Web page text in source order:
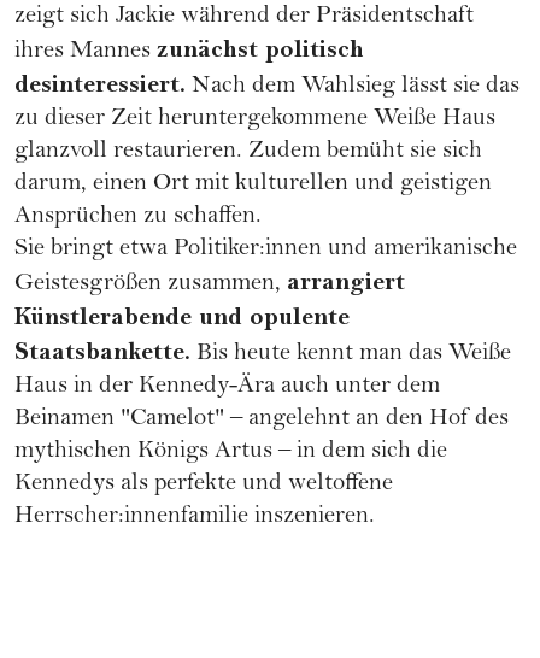
zeigt sich Jackie während der Präsidentschaft
ihres Mannes zunächst politisch
desinteressiert. Nach dem Wahlsieg lässt sie das
zu dieser Zeit heruntergekommene Weiße Haus
glanzvoll restaurieren. Zudem bemüht sie sich
darum, einen Ort mit kulturellen und geistigen
Ansprüchen zu schaffen.
Sie bringt etwa Politiker:innen und amerikanische
Geistesgrößen zusammen, arrangiert
Künstlerabende und opulente
Staatsbankette. Bis heute kennt man das Weiße
Haus in der Kennedy-Ära auch unter dem
Beinamen "Camelot" – angelehnt an den Hof des
mythischen Königs Artus – in dem sich die
Kennedys als perfekte und weltoffene
Herrscher:innenfamilie inszenieren.